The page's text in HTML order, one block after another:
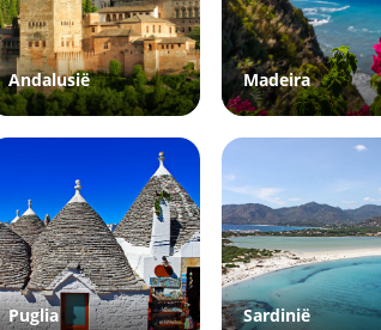
Andalusië Madeira
Puglia Sardinië